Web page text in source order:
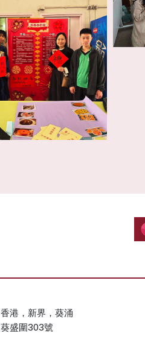
香港，新界，葵涌
葵盛圍303號